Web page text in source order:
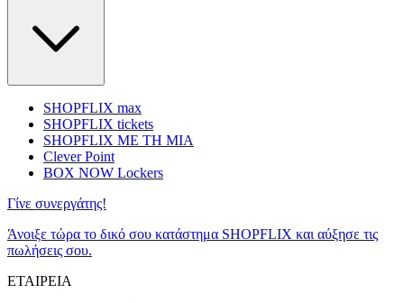
SHOPFLIX max
SHOPFLIX tickets
SHOPFLIX ΜΕ ΤΗ ΜΙΑ
Clever Point
BOX NOW Lockers
Γίνε συνεργάτης!
Άνοιξε τώρα το δικό σου κατάστημα SHOPFLIX και αύξησε τις
πωλήσεις σου.
ΕΤΑΙΡΕΙΑ